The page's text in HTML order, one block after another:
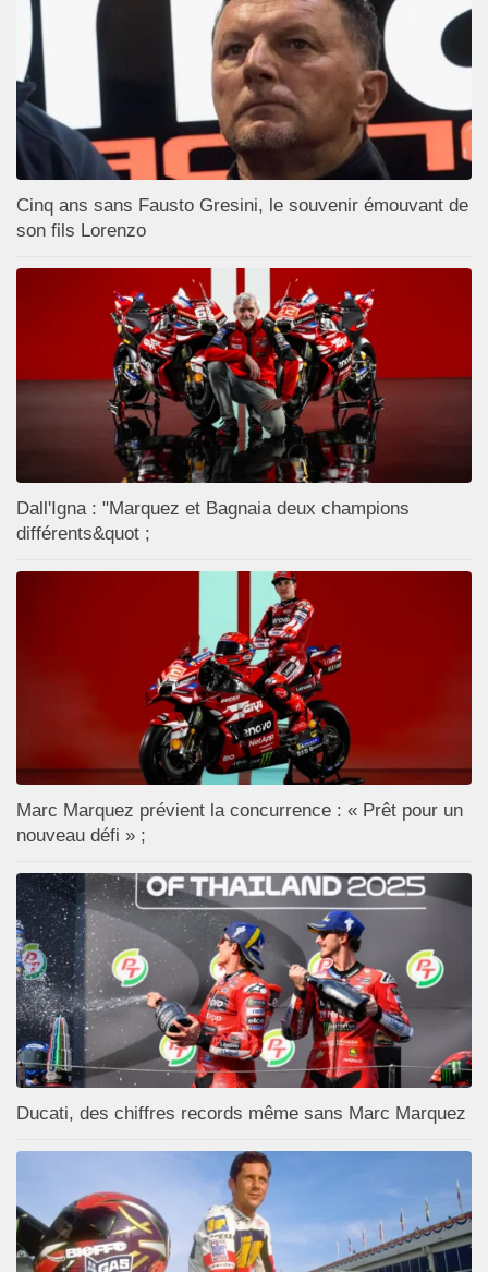
Cinq ans sans Fausto Gresini, le souvenir émouvant de
son fils Lorenzo
Dall'Igna : "Marquez et Bagnaia deux champions
différents&quot ;
Marc Marquez prévient la concurrence : « Prêt pour un
nouveau défi » ;
Ducati, des chiffres records même sans Marc Marquez